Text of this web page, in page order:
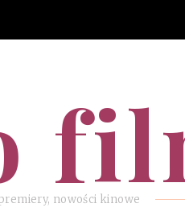
nowości kinowe